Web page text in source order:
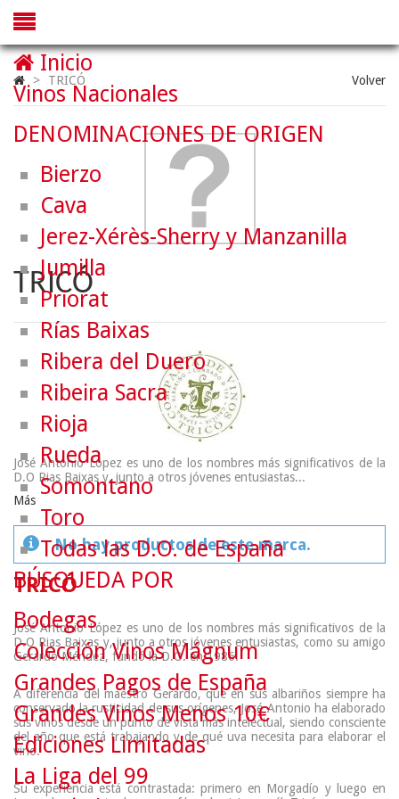
> TRICÓ Volver
TRICÓ
José Antonio López es uno de los nombres más significativos de la
D.O Rias Baixas y, junto a otros jóvenes entusiastas...
Más
No hay productos de este marca.
TRICÓ
José Antonio López es uno de los nombres más significativos de la
D.O Rias Baixas y, junto a otros jóvenes entusiastas, como su amigo
Gerardo Méndez, fundó la D.O. en 1986.
A diferencia del maestro Gerardo, que en sus albariños siempre ha
conservado la rusticidad de sus orígenes, José Antonio ha elaborado
sus vinos desde un punto de vista más intelectual, siendo consciente
del año que está trabajando y de qué uva necesita para elaborar el
vino.
Su experiencia está contrastada: primero en Morgadío y luego en
Inicio
Vinos Nacionales
DENOMINACIONES DE ORIGEN
Bierzo
Cava
Jerez-Xérès-Sherry y Manzanilla
Jumilla
Priorat
Rías Baixas
Ribera del Duero
Ribeira Sacra
Rioja
Rueda
Somontano
Toro
Todas las D.O. de España
BÚSQUEDA POR
Bodegas
Colección Vinos Mágnum
Grandes Pagos de España
Grandes Vinos Menos 10€
Ediciones Limitadas
La Liga del 99